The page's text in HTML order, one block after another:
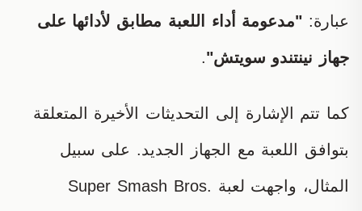
عبارة: "مدعومة أداء اللعبة مطابق لأدائها على
جهاز نينتندو سويتش".
كما تتم الإشارة إلى التحديثات الأخيرة المتعلقة
بتوافق اللعبة مع الجهاز الجديد. على سبيل
المثال، واجهت لعبة Super Smash Bros.